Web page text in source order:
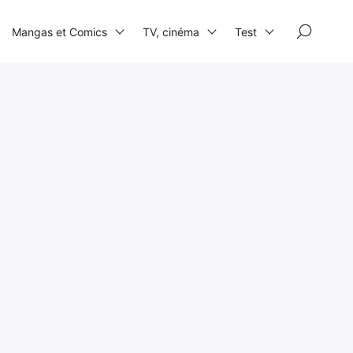
Mangas et Comics TV, cinéma Test